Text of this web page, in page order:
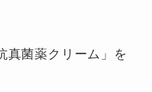
真菌薬クリーム」を